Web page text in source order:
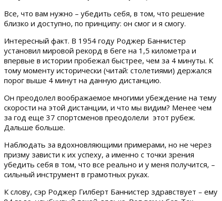
Все, что вам нужно – убедить себя, в том, что решение
близко и доступно, по принципу: он смог и я смогу.
Интересный факт. В 1954 году Роджер Баннистер
установил мировой рекорд в беге на 1,5 километра и
впервые в истории пробежал быстрее, чем за 4 минуты. К
тому моменту исторически (читай: столетиями) держался
порог выше 4 минут на данную дистанцию.
Он преодолел воображаемое многими убеждение на тему
скорости на этой дистанции, и что мы видим? Менее чем
за год еще 37 спортсменов преодолели этот рубеж.
Дальше больше.
Наблюдать за вдохновляющими примерами, но не через
призму зависти к их успеху, а именно с точки зрения
убедить себя в том, что все реально и у меня получится, –
сильный инструмент в грамотных руках.
К слову, сэр Роджер Гилберт Баннистер здравствует – ему